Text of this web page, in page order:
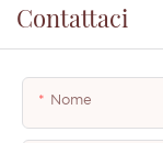
Contattaci
Nome